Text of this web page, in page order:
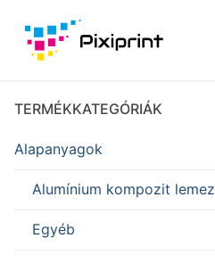
tartalomra
TERMÉKKATEGÓRIÁK
Alapanyagok
Alumínium kompozit lemez
Egyéb